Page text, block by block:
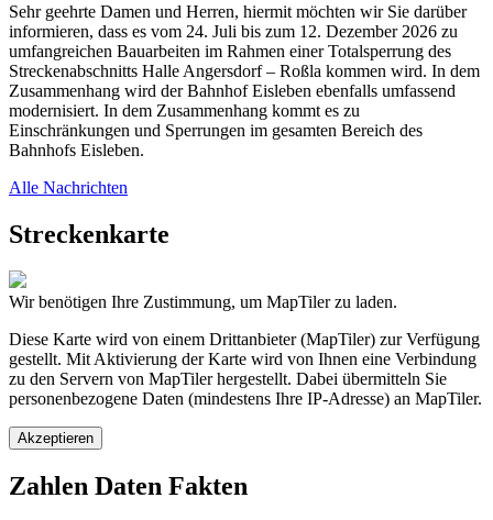
Sehr geehrte Damen und Herren, hiermit möchten wir Sie darüber
informieren, dass es vom 24. Juli bis zum 12. Dezember 2026 zu
umfangreichen Bauarbeiten im Rahmen einer Totalsperrung des
Streckenabschnitts Halle Angersdorf – Roßla kommen wird. In dem
Zusammenhang wird der Bahnhof Eisleben ebenfalls umfassend
modernisiert. In dem Zusammenhang kommt es zu
Einschränkungen und Sperrungen im gesamten Bereich des
Bahnhofs Eisleben.
Alle Nachrichten
Streckenkarte
Wir benötigen Ihre Zustimmung, um MapTiler zu laden.
Diese Karte wird von einem Drittanbieter (MapTiler) zur Verfügung
gestellt. Mit Aktivierung der Karte wird von Ihnen eine Verbindung
zu den Servern von MapTiler hergestellt. Dabei übermitteln Sie
personenbezogene Daten (mindestens Ihre IP-Adresse) an MapTiler.
Akzeptieren
Zahlen Daten Fakten